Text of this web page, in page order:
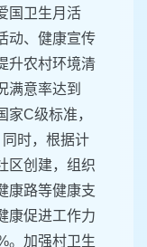
国卫生月活
动、健康宣传
升农村环境清
满意率达到
C级标准，
时，根据计
区创建，组织
康路等健康支
康促进工作力
。加强村卫生